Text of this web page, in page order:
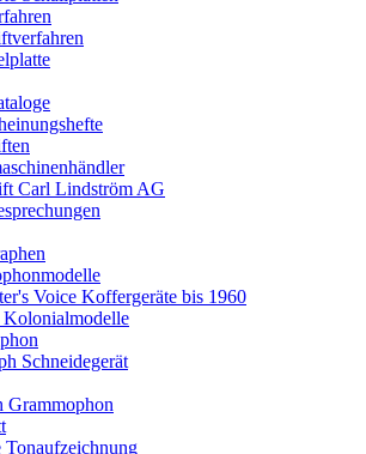
Carl Lindström AG
Voice Koffergeräte bis 1960
Kolonialmodelle
Schneidegerät
Grammophon
Tonaufzeichnung